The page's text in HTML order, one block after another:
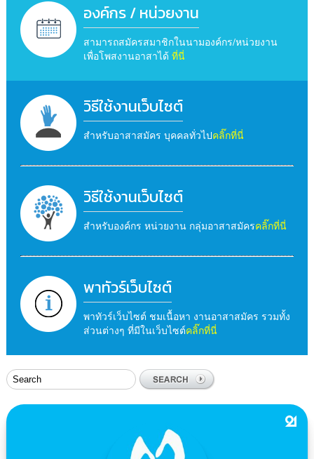
องค์กร / หน่วยงาน
สามารถสมัครสมาชิกในนามองค์กร/หน่วยงาน
เพื่อโพสงานอาสาได้ ที่นี่
วิธีใช้งานเว็บไซต์
สำหรับอาสาสมัคร บุคคลทั่วไปคลิ๊กที่นี่
วิธีใช้งานเว็บไซต์
สำหรับองค์กร หน่วยงาน กลุ่มอาสาสมัครคลิ๊กที่นี่
พาทัวร์เว็บไซต์
พาทัวร์เว็บไซต์ ชมเนื้อหา งานอาสาสมัคร รวมทั้ง
ส่วนต่างๆ ที่มีในเว็บไซต์คลิ๊กที่นี่